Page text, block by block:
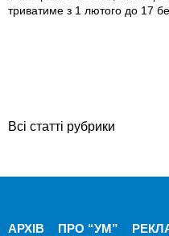
триватиме з 1 лютого до 17
Всі статті рубрики
АРХІВ ПРО “УМ”